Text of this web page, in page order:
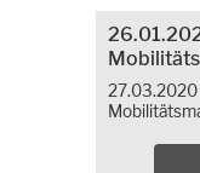
27.03.2020